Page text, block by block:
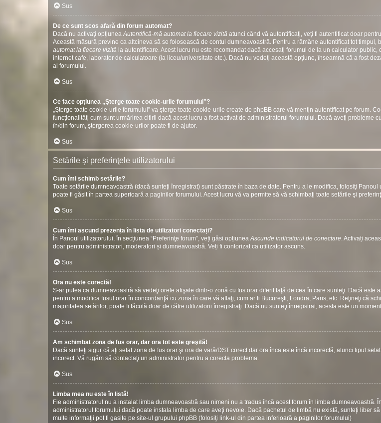
Sus
De ce sunt scos afară din forum automat?
Dacă nu activaţi opţiuneaAutentifică-mă automat la fiecare vizită atunci când vă autentificaţi, veţi fi autentificat doar
Această măsură previne ca altcineva să se folosească de contul dumneavoastră. Pentru a rămâne autentificat tot timpul,
automat la fiecare vizită la autentificare. Acest lucru nu este recomandat dacă accesaţi forumul de la un calculator public,
internet cafe, laborator de calculatoare (la liceu/universitate etc.). Dacă nu vedeţi această opţiune, înseamnă că a fost
al forumului.
Sus
Ce face opţiunea „Şterge toate cookie-urile forumului”?
„Şterge toate cookie-urile forumului” va şterge toate cookie-urile create de phpBB care vă menţin autentificat pe forum.
funcţionalităţi cum sunt urmărirea citirii dacă acest lucru a fost activat de administratorul forumului. Dacă aveţi probleme
în/din forum, ştergerea cookie-urilor poate fi de ajutor.
Sus
Setările şi preferinţele utilizatorului
Cum îmi schimb setările?
Toate setările dumneavoastră (dacă sunteţi înregistrat) sunt păstrate în baza de date. Pentru a le modifica, folosiţi
poate fi găsit în partea superioară a paginilor forumului. Acest lucru vă va permite să vă schimbaţi toate setările şi
Sus
Cum îmi ascund prezența în lista de utilizatori conectați?
În Panoul utilizatorului, în secțiunea “Preferinţe forum”, veți găsi opțiuneaAscunde indicatorul de conectare. Activați
doar pentru administratori, moderatori și dumneavoastră. Veți fi contorizat ca utilizator ascuns.
Sus
Ora nu este corectă!
S-ar putea ca dumneavoastră să vedeţi orele afişate dintr-o zonă cu fus orar diferit faţă de cea în care sunteţi. Dacă este
pentru a modifica fusul orar în concordanţă cu zona în care vă aflaţi, cum ar fi Bucureşti, Londra, Paris, etc. Reţineţi că
majoritatea setărilor, poate fi făcută doar de către utilizatorii înregistraţi. Dacă nu sunteţi înregistrat, acesta este un
Sus
Am schimbat zona de fus orar, dar ora tot este greşită!
Dacă sunteţi sigur că aţi setat zona de fus orar şi ora de vară/DST corect dar ora înca este încă incorectă, atunci tipul
incorect. Vă rugăm să contactaţi un administrator pentru a corecta problema.
Sus
Limba mea nu este în listă!
Fie administratorul nu a instalat limba dumneavoastră sau nimeni nu a tradus încă acest forum în limba dumneavoastră.
administratorul forumului dacă poate instala limba de care aveţi nevoie. Dacă pachetul de limbă nu există, sunteţi liber
multe informaţii pot fi gasite pe site-ul grupului phpBB (folosiţi link-ul din partea inferioară a paginilor forumului)